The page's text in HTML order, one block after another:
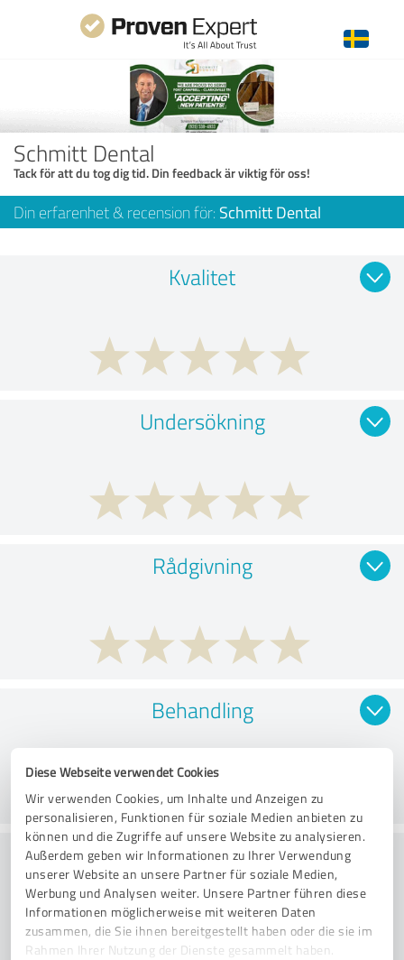
Diese Webseite verwendet Cookies
Wir verwenden Cookies, um Inhalte und Anzeigen zu
personalisieren, Funktionen für soziale Medien anbieten zu
können und die Zugriffe auf unsere Website zu analysieren.
Außerdem geben wir Informationen zu Ihrer Verwendung
unserer Website an unsere Partner für soziale Medien,
Werbung und Analysen weiter. Unsere Partner führen diese
Informationen möglicherweise mit weiteren Daten
zusammen, die Sie ihnen bereitgestellt haben oder die sie im
Rahmen Ihrer Nutzung der Dienste gesammelt haben.
Schmitt Dental
Tack för att du tog dig tid. Din feedback är viktig för oss!
Din erfarenhet & recension för: Schmitt Dental
Kvalitet
Undersökning
Rådgivning
Behandling
Övning